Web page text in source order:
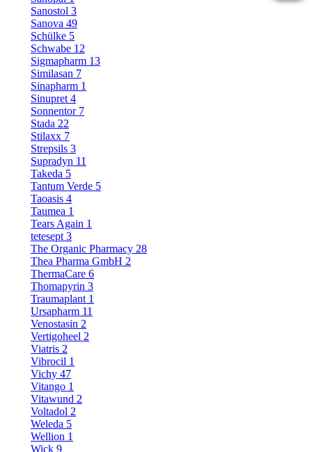
Sanostol 3
Sanova 49
Schülke 5
Schwabe 12
Sigmapharm 13
Similasan 7
Sinapharm 1
Sinupret 4
Sonnentor 7
Stada 22
Stilaxx 7
Strepsils 3
Supradyn 11
Takeda 5
Tantum Verde 5
Taoasis 4
Taumea 1
Tears Again 1
tetesept 3
The Organic Pharmacy 28
Thea Pharma GmbH 2
ThermaCare 6
Thomapyrin 3
Traumaplant 1
Ursapharm 11
Venostasin 2
Vertigoheel 2
Viatris 2
Vibrocil 1
Vichy 47
Vitango 1
Vitawund 2
Voltadol 2
Weleda 5
Wellion 1
Wick 9